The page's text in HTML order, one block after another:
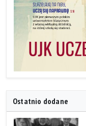
Ostatnio dodane